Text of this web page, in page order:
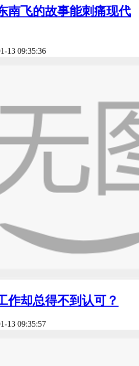
南飞的故事能刺痛现代
13 09:35:36
作却总得不到认可？
13 09:35:57